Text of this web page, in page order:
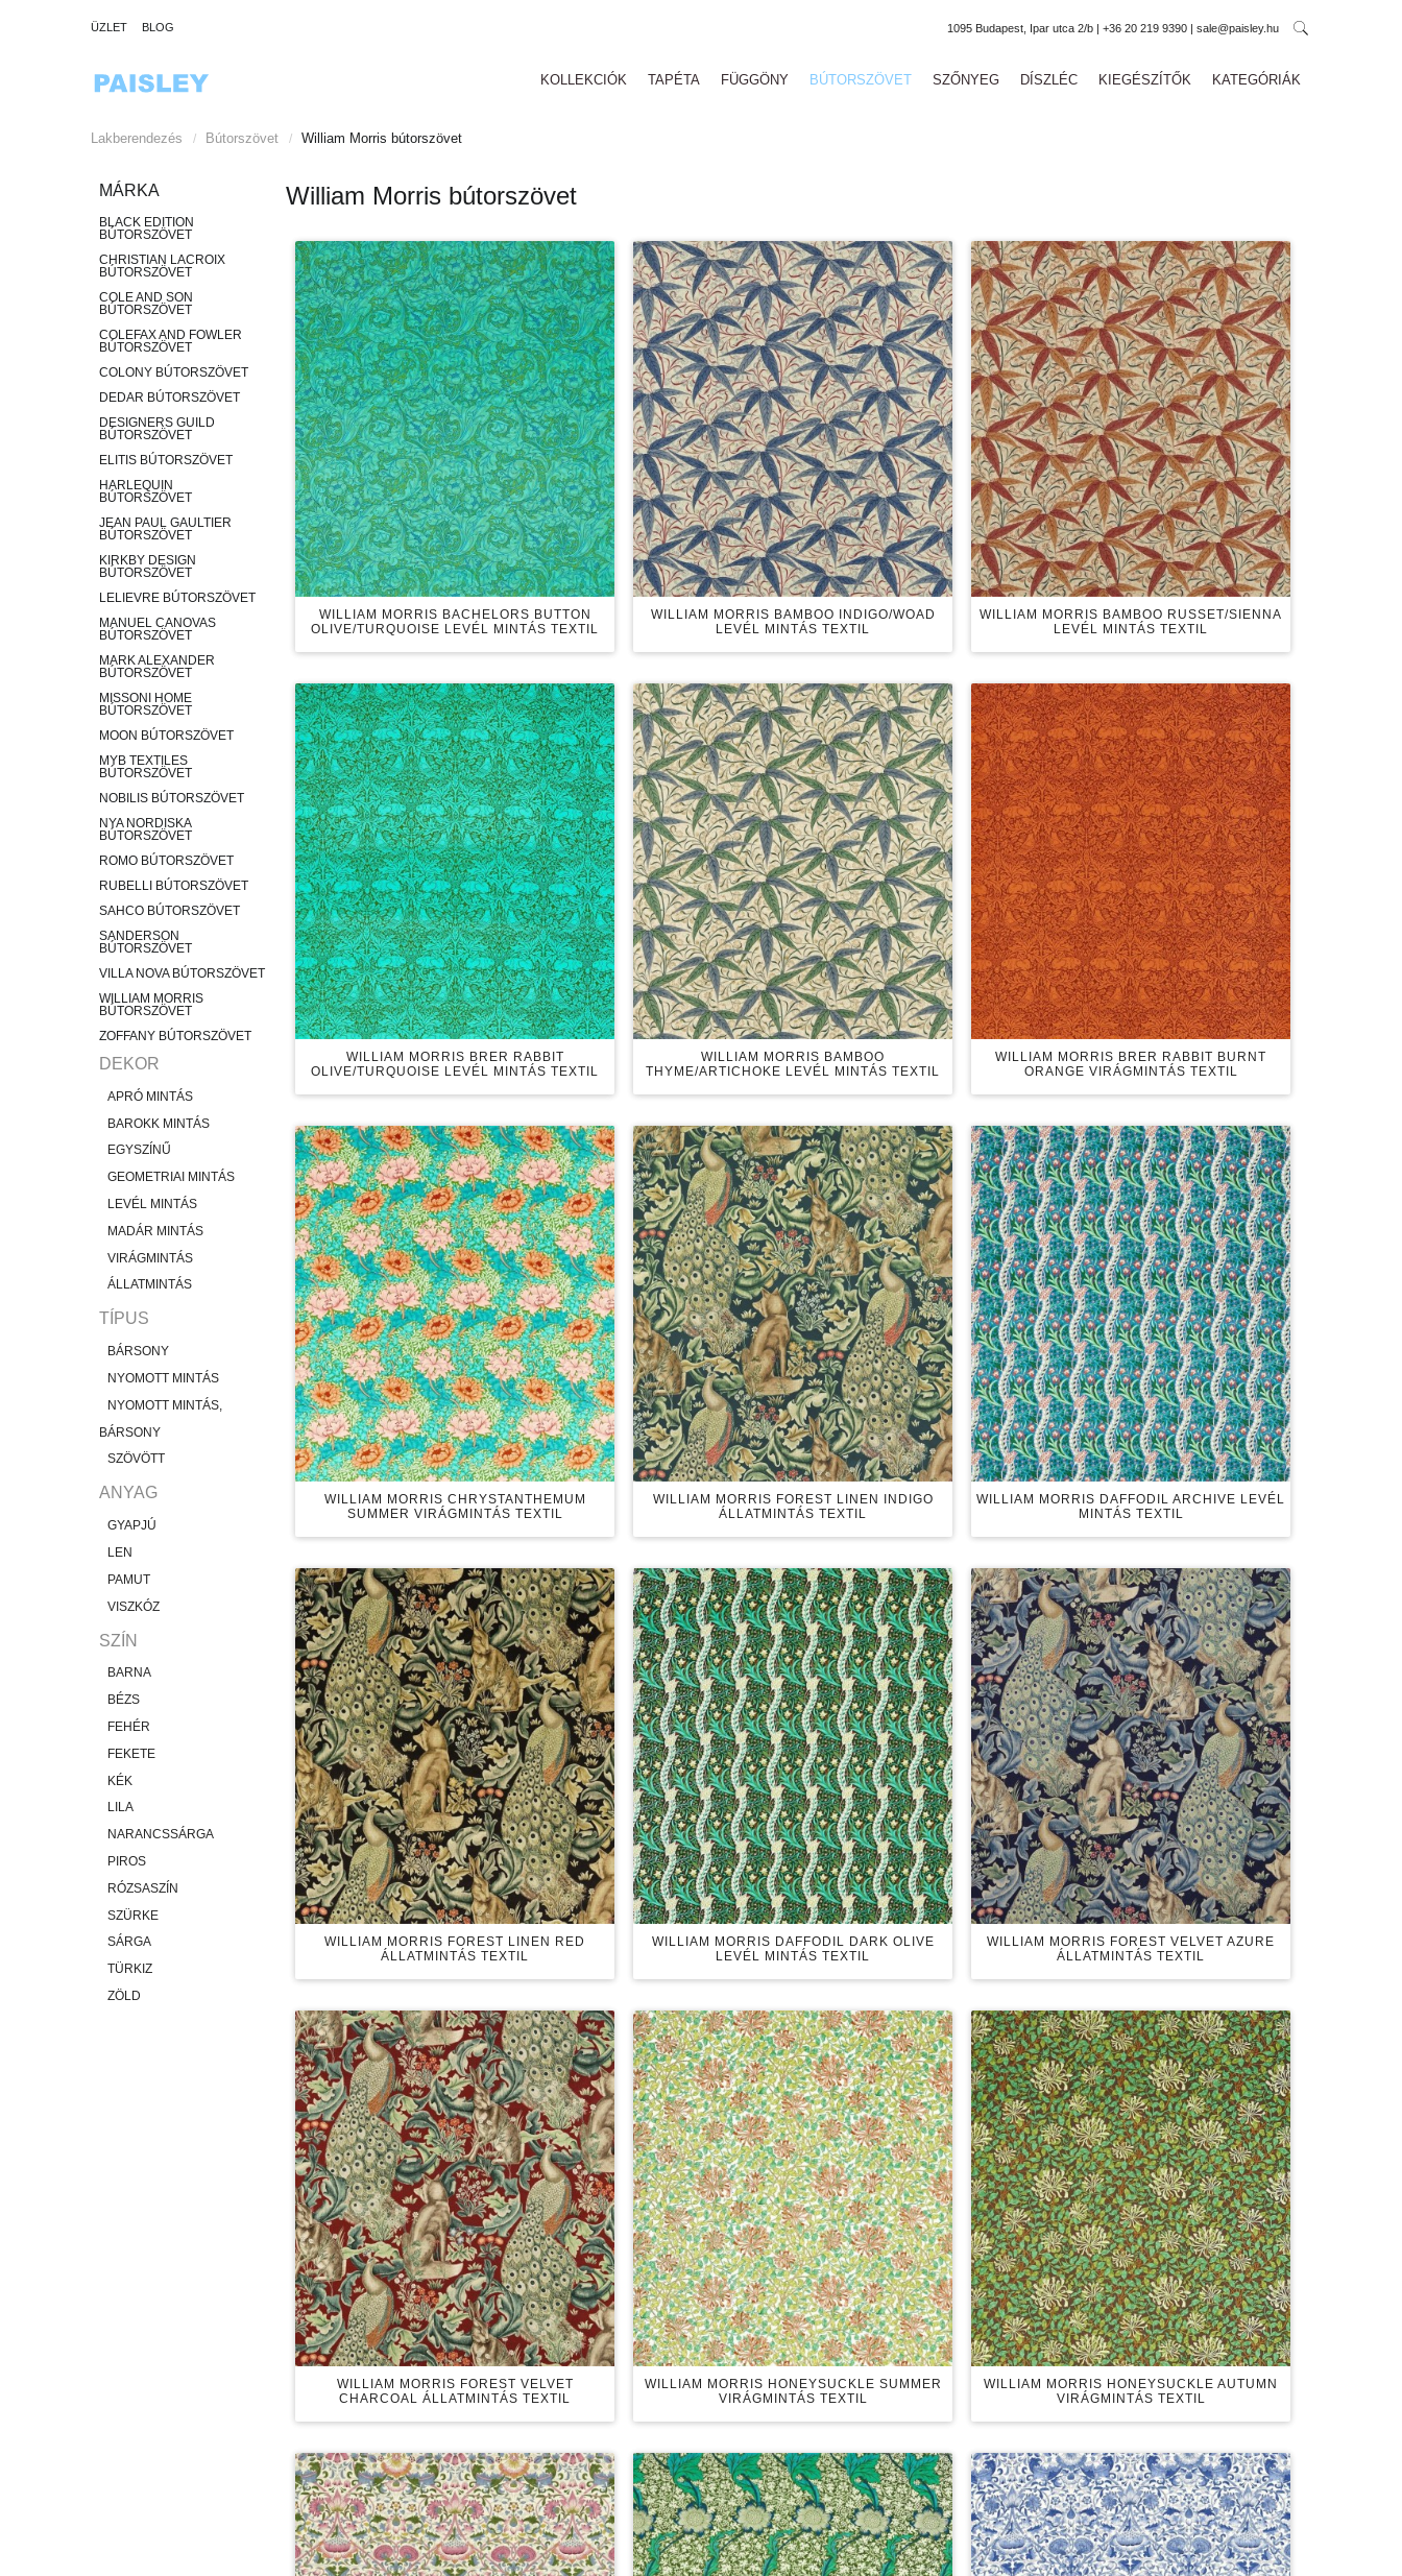
ÜZLET BLOG 1095 Budapest, Ipar utca 2/b | +36 20 219 9390 | sale@paisley.hu
KOLLEKCIÓK TAPÉTA FÜGGÖNY BÚTORSZÖVET SZŐNYEG DÍSZLÉC KIEGÉSZÍTŐK KATEGÓRIÁK
Lakberendezés / Bútorszövet / William Morris bútorszövet
William Morris bútorszövet
WILLIAM MORRIS BACHELORS BUTTON
OLIVE/TURQUOISE LEVÉL MINTÁS TEXTIL
WILLIAM MORRIS BAMBOO INDIGO/WOAD
LEVÉL MINTÁS TEXTIL
WILLIAM MORRIS BAMBOO RUSSET/SIENNA
LEVÉL MINTÁS TEXTIL
WILLIAM MORRIS BRER RABBIT
OLIVE/TURQUOISE LEVÉL MINTÁS TEXTIL
WILLIAM MORRIS BAMBOO
THYME/ARTICHOKE LEVÉL MINTÁS TEXTIL
WILLIAM MORRIS BRER RABBIT BURNT
ORANGE VIRÁGMINTÁS TEXTIL
WILLIAM MORRIS CHRYSTANTHEMUM
SUMMER VIRÁGMINTÁS TEXTIL
WILLIAM MORRIS FOREST LINEN INDIGO
ÁLLATMINTÁS TEXTIL
WILLIAM MORRIS DAFFODIL ARCHIVE LEVÉL
MINTÁS TEXTIL
WILLIAM MORRIS FOREST LINEN RED
ÁLLATMINTÁS TEXTIL
WILLIAM MORRIS DAFFODIL DARK OLIVE
LEVÉL MINTÁS TEXTIL
WILLIAM MORRIS FOREST VELVET AZURE
ÁLLATMINTÁS TEXTIL
WILLIAM MORRIS FOREST VELVET
CHARCOAL ÁLLATMINTÁS TEXTIL
WILLIAM MORRIS HONEYSUCKLE SUMMER
VIRÁGMINTÁS TEXTIL
WILLIAM MORRIS HONEYSUCKLE AUTUMN
VIRÁGMINTÁS TEXTIL
MÁRKA
BLACK EDITION
BÚTORSZÖVET
CHRISTIAN LACROIX
BÚTORSZÖVET
COLE AND SON
BÚTORSZÖVET
COLEFAX AND FOWLER
BÚTORSZÖVET
COLONY BÚTORSZÖVET
DEDAR BÚTORSZÖVET
DESIGNERS GUILD
BÚTORSZÖVET
ELITIS BÚTORSZÖVET
HARLEQUIN
BÚTORSZÖVET
JEAN PAUL GAULTIER
BÚTORSZÖVET
KIRKBY DESIGN
BÚTORSZÖVET
LELIEVRE BÚTORSZÖVET
MANUEL CANOVAS
BÚTORSZÖVET
MARK ALEXANDER
BÚTORSZÖVET
MISSONI HOME
BÚTORSZÖVET
MOON BÚTORSZÖVET
MYB TEXTILES
BÚTORSZÖVET
NOBILIS BÚTORSZÖVET
NYA NORDISKA
BÚTORSZÖVET
ROMO BÚTORSZÖVET
RUBELLI BÚTORSZÖVET
SAHCO BÚTORSZÖVET
SANDERSON
BÚTORSZÖVET
VILLA NOVA BÚTORSZÖVET
WILLIAM MORRIS
BÚTORSZÖVET
ZOFFANY BÚTORSZÖVET
DEKOR
APRÓ MINTÁS
BAROKK MINTÁS
EGYSZÍNŰ
GEOMETRIAI MINTÁS
LEVÉL MINTÁS
MADÁR MINTÁS
VIRÁGMINTÁS
ÁLLATMINTÁS
TÍPUS
BÁRSONY
NYOMOTT MINTÁS
NYOMOTT MINTÁS,
BÁRSONY
SZÖVÖTT
ANYAG
GYAPJÚ
LEN
PAMUT
VISZKÓZ
SZÍN
BARNA
BÉZS
FEHÉR
FEKETE
KÉK
LILA
NARANCSSÁRGA
PIROS
RÓZSASZÍN
SZÜRKE
SÁRGA
TÜRKIZ
ZÖLD